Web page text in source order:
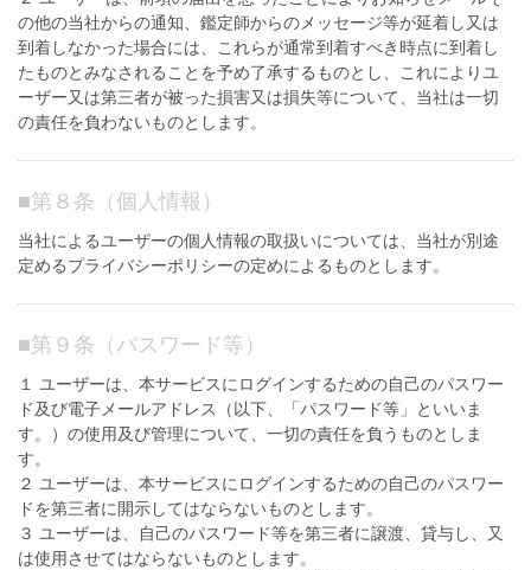
の他の当社からの通知、鑑定師からのメッセージ等が延着し又は
到着しなかった場合には、これらが通常到着すべき時点に到着し
たものとみなされることを予め了承するものとし、これによりユ
ーザー又は第三者が被った損害又は損失等について、当社は一切
の責任を負わないものとします。
■第８条（個人情報）
当社によるユーザーの個人情報の取扱いについては、当社が別途
定めるプライバシーポリシーの定めによるものとします。
■第９条（パスワード等）
１ ユーザーは、本サービスにログインするための自己のパスワー
ド及び電子メールアドレス（以下、「パスワード等」といいま
す。）の使用及び管理について、一切の責任を負うものとしま
す。
２ ユーザーは、本サービスにログインするための自己のパスワー
ドを第三者に開示してはならないものとします。
３ ユーザーは、自己のパスワード等を第三者に譲渡、貸与し、又
は使用させてはならないものとします。